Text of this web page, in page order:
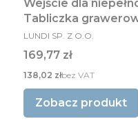
Wejście dla
Tabliczka
PRODUCENT
LUNDI SP. Z O.O.
Cena
169,77 zł
Cena
138,02 złbez VAT
Zobacz produkt